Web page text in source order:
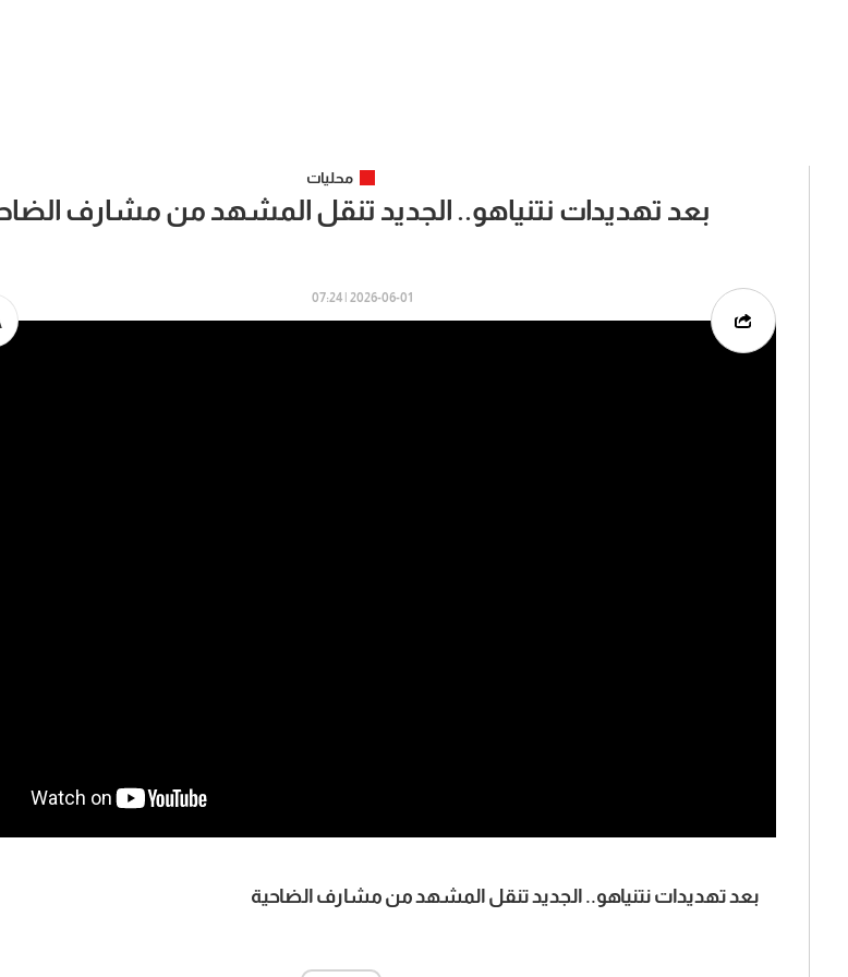
محليات
بعد تهديدات نتنياهو.. الجديد تنقل المشهد من مشارف
2026-06-01 | 07:24
بعد تهديدات نتنياهو.. الجديد تنقل المشهد من مشارف الضاحية